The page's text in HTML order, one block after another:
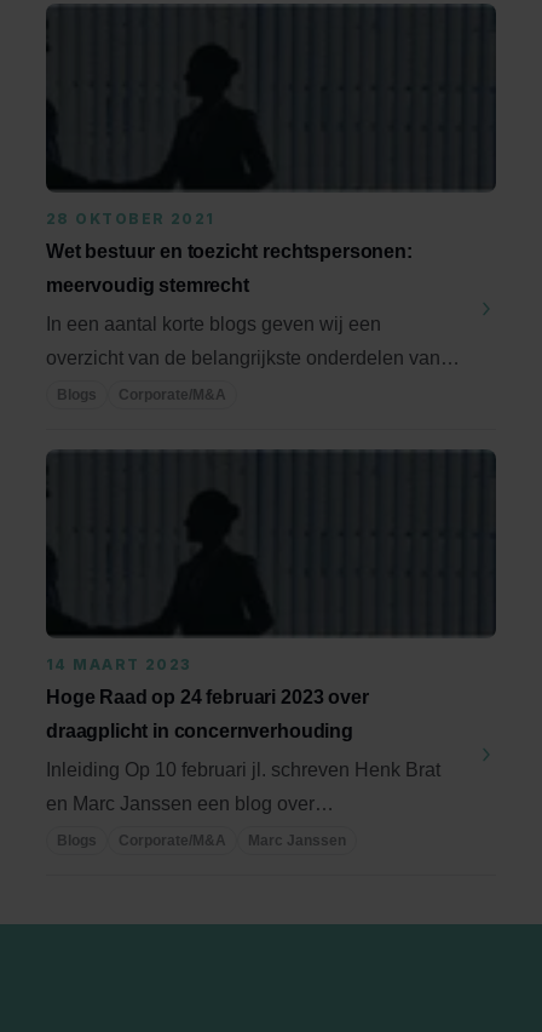
28 OKTOBER 2021
Wet bestuur en toezicht rechtspersonen:
meervoudig stemrecht
In een aantal korte blogs geven wij een
overzicht van de belangrijkste onderdelen van
de WBTR. Deze ...
Blogs Corporate/M&A
14 MAART 2023
Hoge Raad op 24 februari 2023 over
draagplicht in concernverhouding
Inleiding Op 10 februari jl. schreven Henk Brat
en Marc Janssen een blog over
concernfinanciering: ...
Blogs Corporate/M&A Marc Janssen